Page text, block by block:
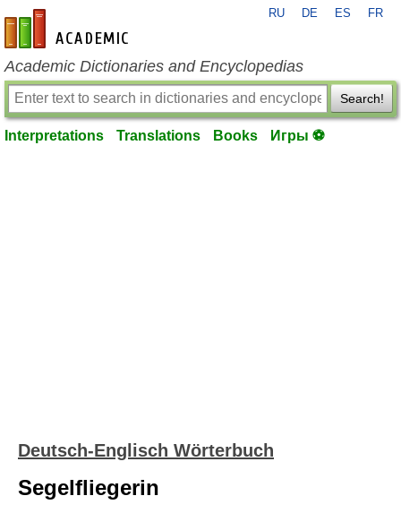
en-academic.com
RU DE ES FR
Academic Dictionaries and Encyclopedias
Search!
Interpretations Translations Books Игры ⚽
Deutsch-Englisch Wörterbuch
Segelfliegerin